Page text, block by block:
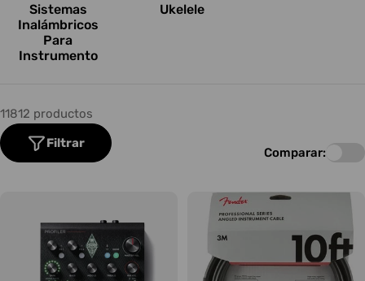
Sistemas
Inalámbricos
Para
Instrumento
Ukelele
11812 productos
Filtrar
Comparar: